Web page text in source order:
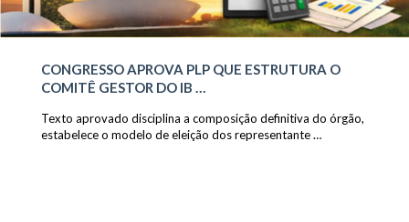
CONGRESSO APROVA PLP QUE ESTRUTURA O
COMITÊ GESTOR DO IB …
Texto aprovado disciplina a composição definitiva do órgão,
estabelece o modelo de eleição dos representante …